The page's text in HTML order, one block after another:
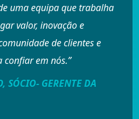
uma equipa que trabalha
valor, inovação e
de clientes e
confiar em nós.”
SÓCIO- GERENTE DA